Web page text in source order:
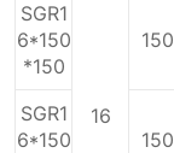
16
SGR1
6*150
*150
150
SGR1
6*150
150